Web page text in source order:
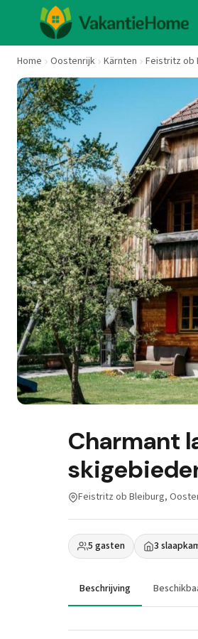
Home Oostenrijk Kärnten Feistritz ob
Charmant
Feistritz ob Bleiburg,
5 gasten 3
Beschrijving